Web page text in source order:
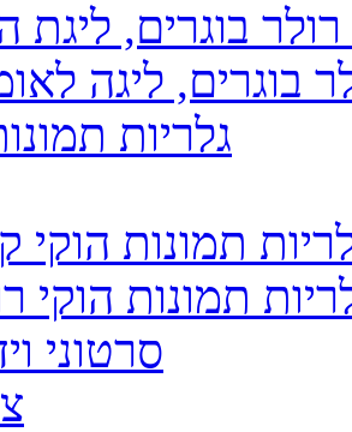
רולר בוגרים, ליגת
בוגרים, ליגה
גלריות
תמונות הוקי
תמונות הוקי
· סרטוני